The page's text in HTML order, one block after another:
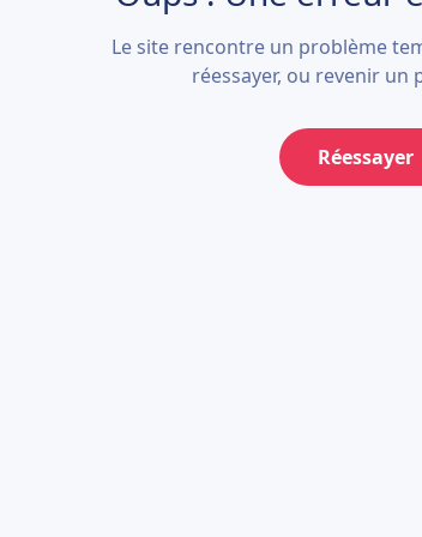
Le site rencontre un problème
réessayer, ou revenir un
Réessayer